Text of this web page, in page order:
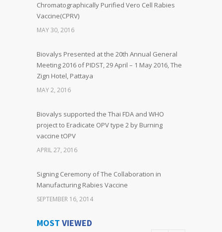
Chromatographically Purified Vero Cell Rabies
Vaccine(CPRV)
MAY 30, 2016
Biovalys Presented at the 20th Annual General
Meeting 2016 of PIDST, 29 April – 1 May 2016, The
Zign Hotel, Pattaya
MAY 2, 2016
Biovalys supported the Thai FDA and WHO
project to Eradicate OPV type 2 by Burning
vaccine tOPV
APRIL 27, 2016
Signing Ceremony of The Collaboration in
Manufacturing Rabies Vaccine
SEPTEMBER 16, 2014
MOST VIEWED